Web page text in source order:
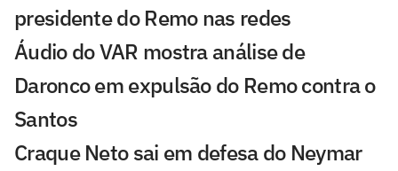
presidente do Remo nas redes
Áudio do VAR mostra análise de
Daronco em expulsão do Remo contra o
Santos
Craque Neto sai em defesa do Neymar